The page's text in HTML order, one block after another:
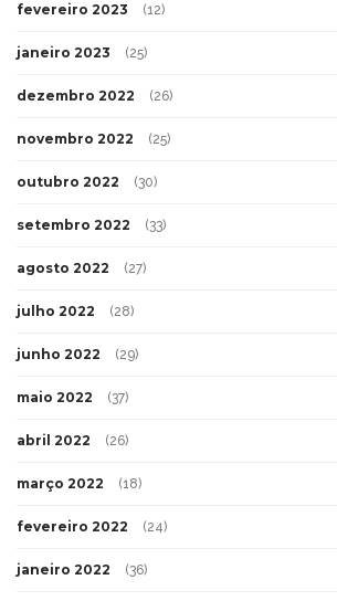
fevereiro 2023 (12)
janeiro 2023 (25)
dezembro 2022 (26)
novembro 2022 (25)
outubro 2022 (30)
setembro 2022 (33)
agosto 2022 (27)
julho 2022 (28)
junho 2022 (29)
maio 2022 (37)
abril 2022 (26)
março 2022 (18)
fevereiro 2022 (24)
janeiro 2022 (36)